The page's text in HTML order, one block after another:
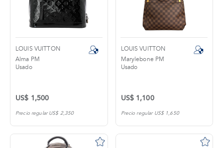
LOUIS VUITTON
Alma PM
Usado
US$ 1,500
Precio regular US$ 2,350
LOUIS VUITTON
Marylebone PM
Usado
US$ 1,100
Precio regular US$ 1,650